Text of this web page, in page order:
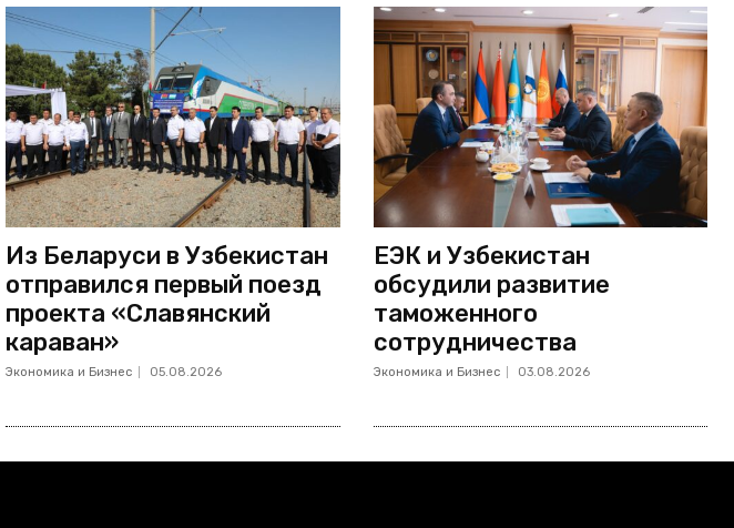
Из Беларуси в Узбекистан
отправился первый поезд
проекта «Славянский
караван»
Экономика и Бизнес 05.08.2026
ЕЭК и Узбекистан
обсудили развитие
таможенного
сотрудничества
Экономика и Бизнес 03.08.2026